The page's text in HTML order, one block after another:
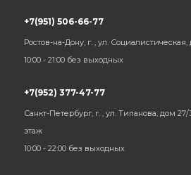
+7(951) 506-66-77
Ростов-на-Дону, г. , ул. Социалистическая,
10:00 - 21:00 без выходных
+7(952) 377-47-77
Санкт-Петербург, г. , ул. Типанова, дом
этаж
10:00 - 22:00 без выходных